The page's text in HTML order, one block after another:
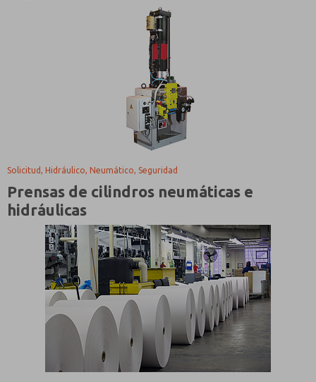
Solicitud, Hidráulico, Neumático, Seguridad
Prensas de cilindros neumáticas e
hidráulicas